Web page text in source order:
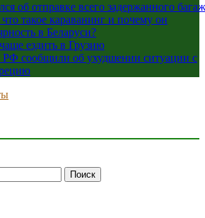
об отправке всего задержанного
такое караванинг и почему он
в Беларуси?
ездить в Грузию
РФ сообщили об ухудшении ситуации с